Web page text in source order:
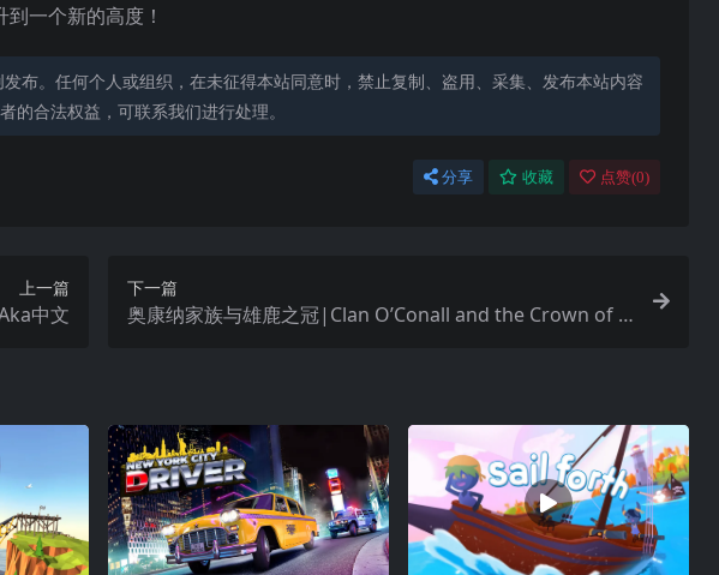
一个新的高度！
布。任何个人或组织，在未征得本站同意时，禁止复制、盗用、采集、发布本站内容
合法权益，可联系我们进行处理。
分享 收藏 点赞(0)
上一篇
中文
下一篇
奥康纳家族与雄鹿之冠|Clan O’Conall and the Crown of t